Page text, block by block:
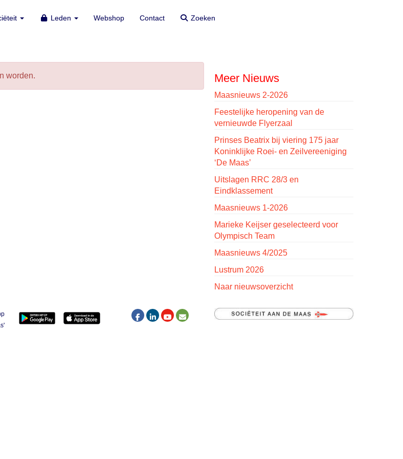
Leden Webshop Contact Zoeken
Leden Webshop Contact Zoeken
worden. Meer Nieuws
Maasnieuws 2-2026
Feestelijke heropening van de
vernieuwde Flyerzaal
Prinses Beatrix bij viering 175 jaar
Koninklijke Roei- en Zeilvereeniging
‘De Maas’
Uitslagen RRC 28/3 en
Eindklassement
Maasnieuws 1-2026
Marieke Keijser geselecteerd voor
Olympisch Team
Maasnieuws 4/2025
Lustrum 2026
Naar nieuwsoverzicht